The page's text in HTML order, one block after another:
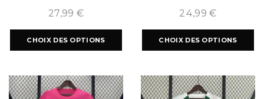
GARDIEN 2025/2026
27,99 €
CHOIX DES OPTIONS
2024/2025
24,99€
CHOIX DES OPTIONS